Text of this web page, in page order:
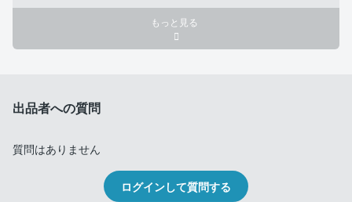
もっと見る
出品者への質問
質問はありません
ログインして質問する